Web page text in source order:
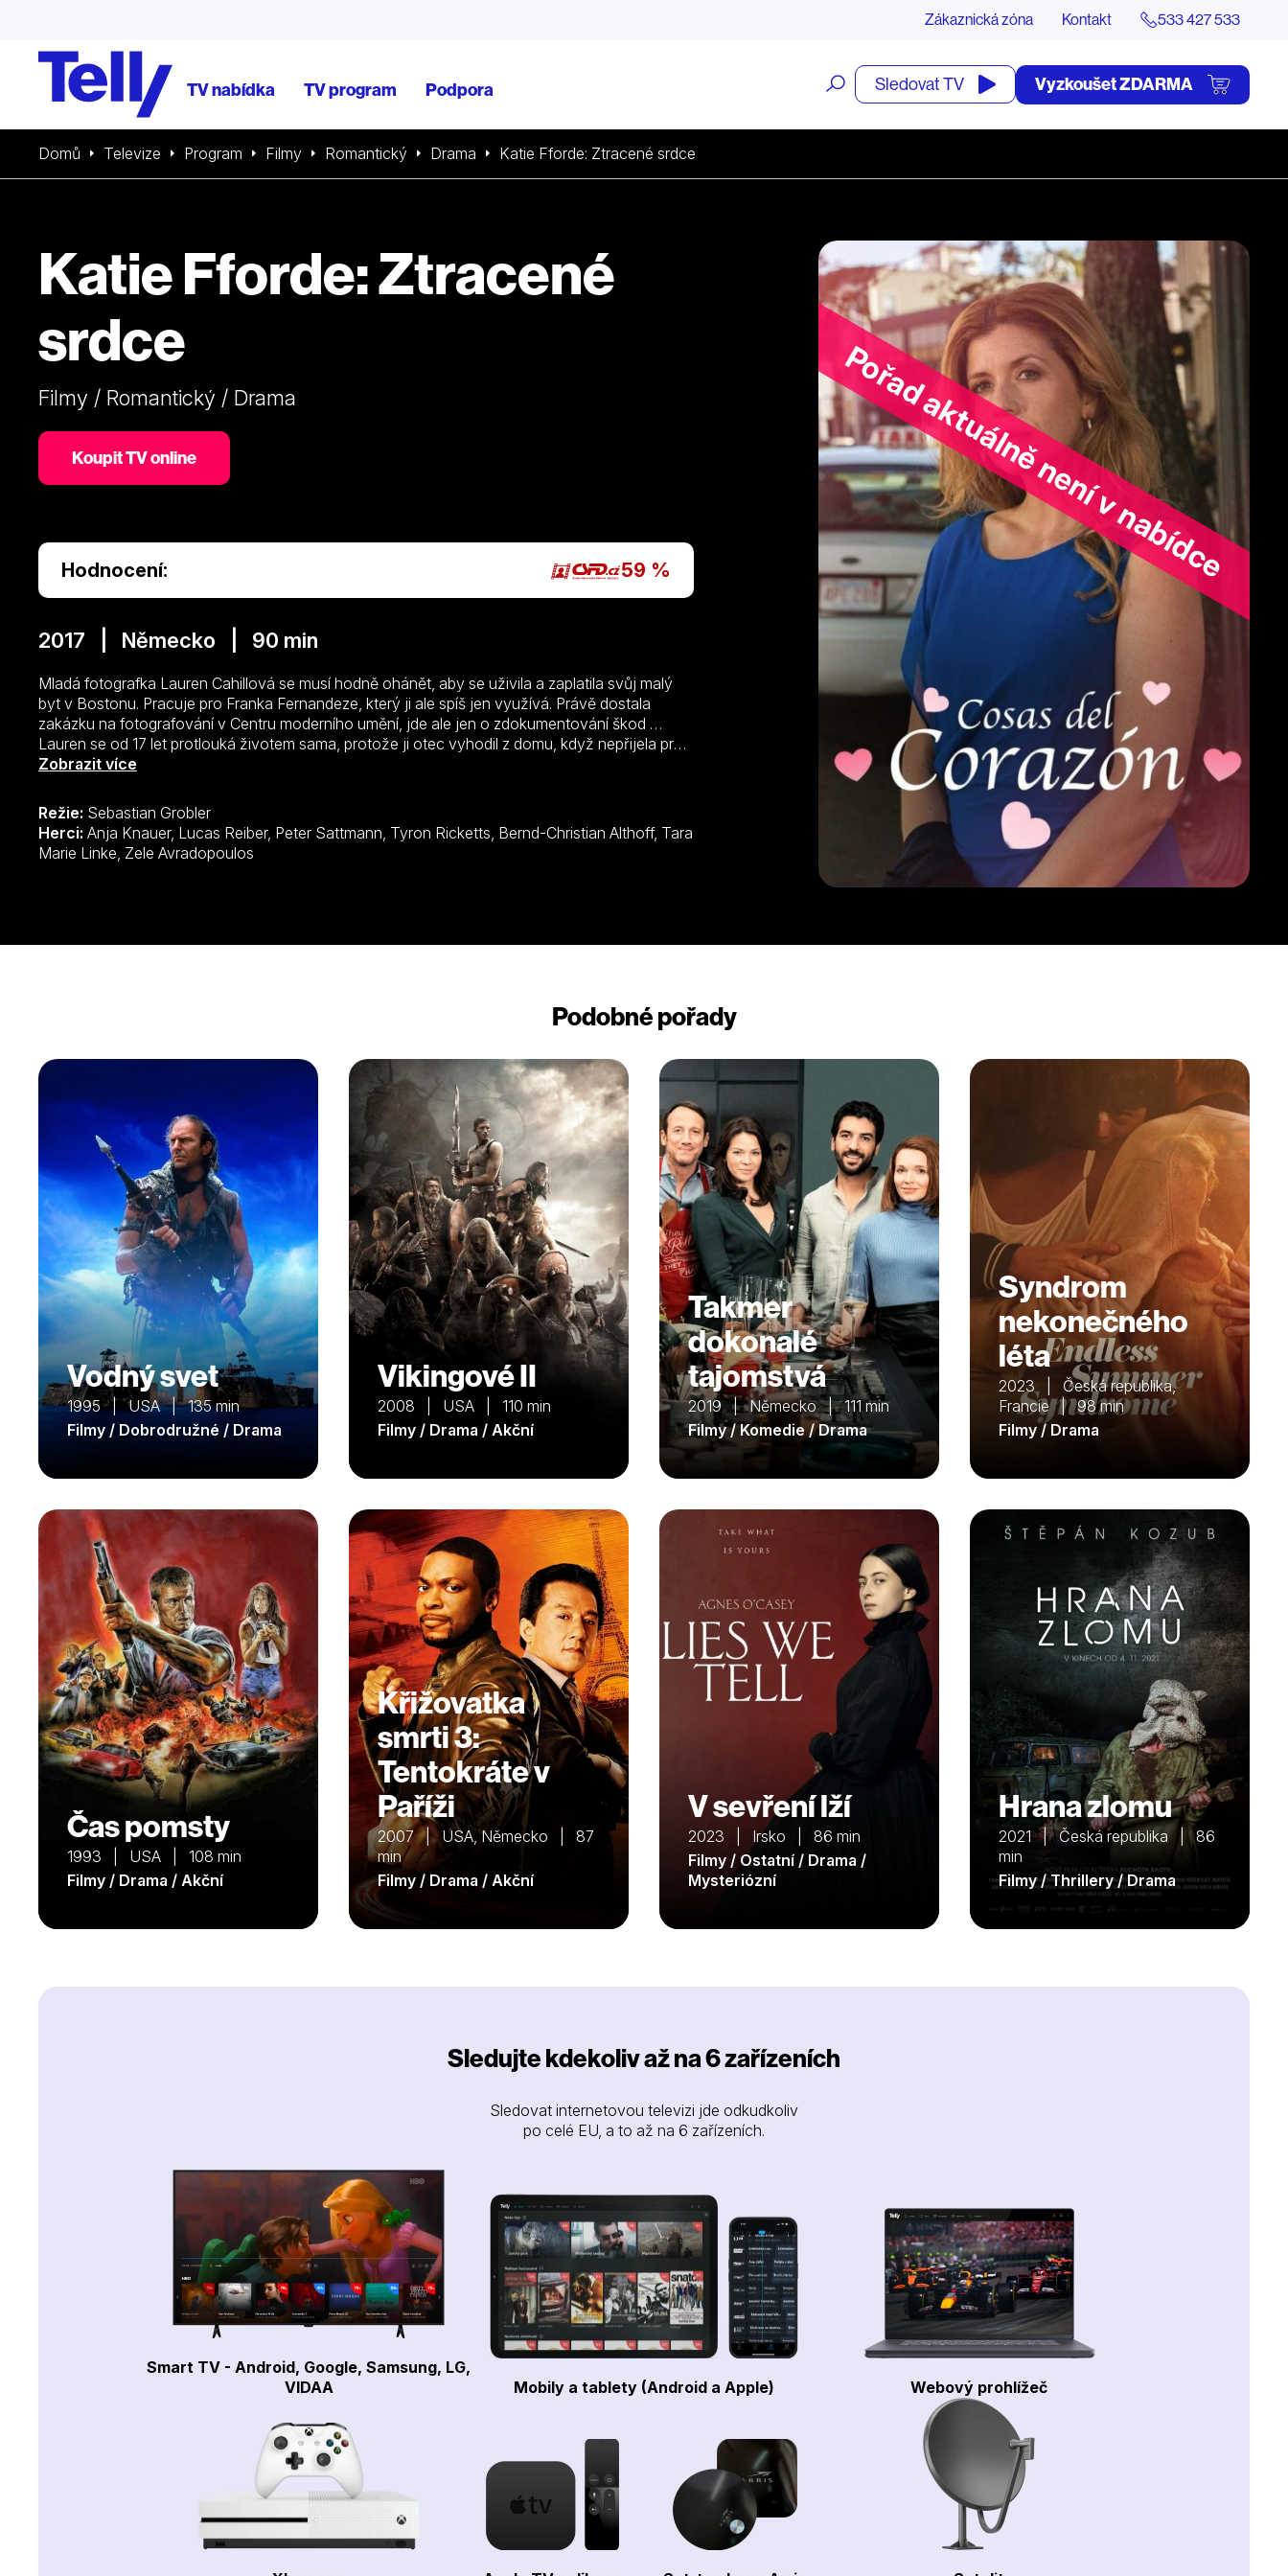
Zákaznická zóna Kontakt 533 427 533
TV nabídka TV program Podpora
Otevřít
vyhledávání
Sledovat TV Vyzkoušet ZDARMA
Domů Televize Program Filmy Romantický Drama Katie Fforde: Ztracené srdce
Pořad aktuálně není v nabídce
Katie Fforde: Ztracené
srdce
Filmy / Romantický / Drama
Koupit TV online
Hodnocení: 59 %
2017 | Německo | 90 min
Mladá fotografka Lauren Cahillová se musí hodně ohánět, aby se uživila a zaplatila svůj malý
byt v Bostonu. Pracuje pro Franka Fernandeze, který ji ale spíš jen využívá. Právě dostala
zakázku na fotografování v Centru moderního umění, jde ale jen o zdokumentování škod …
Lauren se od 17 let protlouká životem sama, protože ji otec vyhodil z domu, když nepřijela pro
svého bratra Anthonyho, který trpí Aspergerovým syndromem a přes týden žije v ústavu. Otec
pokusu dostat se k otci sám utrpěl při přecházení vozovky zranění, po němž byl dlouho
hospitalizován. Otec Lauren neuvěřil a vyhodil ji. Od té doby jsou jejich vztahy na bodu mrazu
… Otec se právě chystá dojet pro Anthonyho, aby si ho vzal na víkend domů, když při rovnání
jeho záznamníků přijde na svůj tehdejší vzkaz: Lauren tedy měla pravdu a on ji obvinil
Zobrazit více
Režie: Sebastian Grobler
Herci:
Marie Linke, Zele Avradopoulos
Podobné pořady
Vodný svet
1995 | USA | 135 min
Filmy / Dobrodružné / Drama
Vikingové II
2008 | USA | 110 min
Filmy / Drama / Akční
Takmer
dokonalé
tajomstvá
2019 | Německo | 111 min
Filmy / Komedie / Drama
Syndrom
nekonečného
léta
2023 | Česká republika,
Francie | 98 min
Filmy / Drama
Čas pomsty
1993 | USA | 108 min
Filmy / Drama / Akční
Křižovatka
smrti 3:
Tentokráte v
Paříži
2007 | USA, Německo | 87
min
Filmy / Drama / Akční
V sevření lží
2023 | Irsko | 86 min
Filmy / Ostatní / Drama /
Mysteriózní
Hrana zlomu
2021 | Česká republika | 86
min
Filmy / Thrillery / Drama
Sledujte kdekoliv až na 6 zařízeních
Sledovat internetovou televizi jde odkudkoliv
po celé EU, a to až na 6 zařízeních.
Smart TV - Android, Google, Samsung, LG,
VIDAA
Mobily a tablety (Android a Apple) Webový prohlížeč